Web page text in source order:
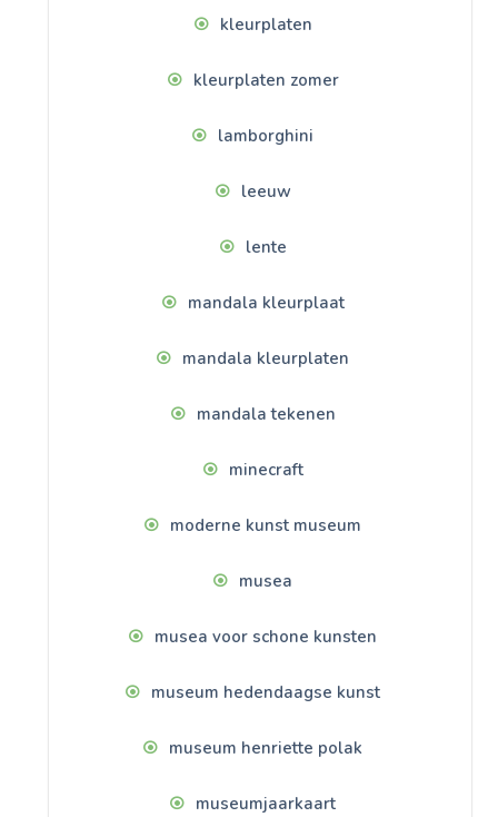
kleurplaten
kleurplaten zomer
lamborghini
leeuw
lente
mandala kleurplaat
mandala kleurplaten
mandala tekenen
minecraft
moderne kunst museum
musea
musea voor schone kunsten
museum hedendaagse kunst
museum henriette polak
museumjaarkaart